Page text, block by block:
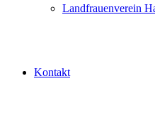
Landfrauenverein
Kontakt